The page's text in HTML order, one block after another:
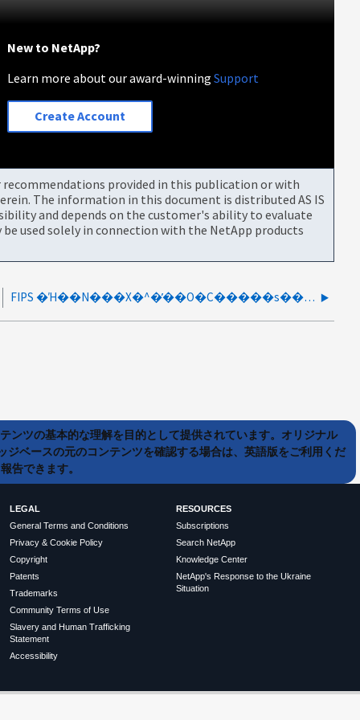
New to NetApp?
Learn more about our award-winningSupport
Create Account
provided in this publication or with
The information in this document is distributed AS IS
and depends on the customer's ability to evaluate
used solely in connection with the NetApp products
FIPS �Ή��N���X�^�̓��O�C�����s�����s���������O�C���͐��������ƕ?��܂�
ンツの基本的な理解を目的として提供されています。オリジナル
ベースの元のコンテンツを確認する場合は、英語版をご利用くだ
告できます。
LEGAL
General Terms and Conditions
Privacy & Cookie Policy
Copyright
Patents
Trademarks
Community Terms of Use
Slavery and Human Trafficking
Statement
Accessibility
RESOURCES
Subscriptions
Search NetApp
Knowledge Center
NetApp's Response to the Ukraine
Situation